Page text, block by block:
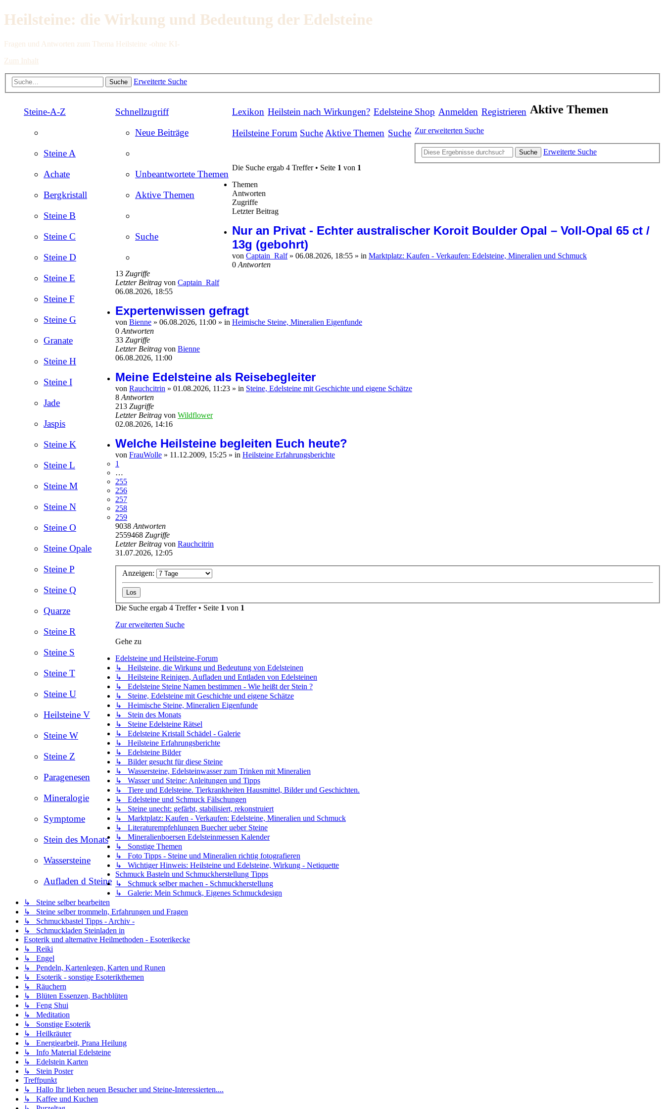
Heilsteine: die Wirkung und Bedeutung der Edelsteine
Fragen und Antworten zum Thema Heilsteine -ohne KI-
Zum Inhalt
Suche Erweiterte Suche
Steine-A-Z
Steine A
Achate
Bergkristall
Steine B
Steine C
Steine D
Steine E
Steine F
Steine G
Granate
Steine H
Steine I
Jade
Jaspis
Steine K
Steine L
Steine M
Steine N
Steine O
Steine Opale
Steine P
Steine Q
Quarze
Steine R
Steine S
Steine T
Steine U
Heilsteine V
Steine W
Steine Z
Paragenesen
Mineralogie
Symptome
Stein des Monats
Wassersteine
Aufladen d Steine
Schnellzugriff
Neue Beiträge
Unbeantwortete Themen
Aktive Themen
Suche
Lexikon Heilstein nach Wirkungen? Edelsteine Shop Anmelden Registrieren
Heilsteine Forum SucheAktive Themen Suche
Aktive Themen
Zur erweiterten Suche
Suche
Erweiterte Suche
Die Suche ergab 4 Treffer • Seite 1 von 1
Themen
Antworten
Zugriffe
Letzter Beitrag
Nur an Privat - Echter australischer Koroit Boulder Opal – Voll-Opal 65 ct /
13g (gebohrt)
von Captain_Ralf» 06.08.2026, 18:55 » in Marktplatz: Kaufen - Verkaufen: Edelsteine, Mineralien und Schmuck
0 Antworten
13 Zugriffe
Letzter Beitrag von Captain_Ralf
06.08.2026, 18:55
Expertenwissen gefragt
von Bienne » 06.08.2026, 11:00 » in Heimische Steine, Mineralien Eigenfunde
0 Antworten
33 Zugriffe
Letzter Beitrag von Bienne
06.08.2026, 11:00
Meine Edelsteine als Reisebegleiter
von Rauchcitrin » 01.08.2026, 11:23 » in Steine, Edelsteine mit Geschichte und eigene Schätze
8 Antworten
213 Zugriffe
Letzter Beitrag von Wildflower
02.08.2026, 14:16
Welche Heilsteine begleiten Euch heute?
von FrauWolle » 11.12.2009, 15:25 » in Heilsteine Erfahrungsberichte
1
…
255
256
257
258
259
9038 Antworten
2559468 Zugriffe
Letzter Beitrag von Rauchcitrin
31.07.2026, 12:05
Anzeigen:
Die Suche ergab 4 Treffer • Seite 1 von 1
Zur erweiterten Suche
Gehe zu
Edelsteine und Heilsteine-Forum
↳ Heilsteine, die Wirkung und Bedeutung von Edelsteinen
↳ Heilsteine Reinigen, Aufladen und Entladen von Edelsteinen
↳ Edelsteine Steine Namen bestimmen - Wie heißt der Stein ?
↳ Steine, Edelsteine mit Geschichte und eigene Schätze
↳ Heimische Steine, Mineralien Eigenfunde
↳ Stein des Monats
↳ Steine Edelsteine Rätsel
↳ Edelsteine Kristall Schädel - Galerie
↳ Heilsteine Erfahrungsberichte
↳ Edelsteine Bilder
↳ Bilder gesucht für diese Steine
↳ Wassersteine, Edelsteinwasser zum Trinken mit Mineralien
↳ Wasser und Steine: Anleitungen und Tipps
↳ Tiere und Edelsteine. Tierkrankheiten Hausmittel, Bilder und Geschichten.
↳ Edelsteine und Schmuck Fälschungen
↳ Steine unecht: gefärbt, stabilisiert, rekonstruiert
↳ Marktplatz: Kaufen - Verkaufen: Edelsteine, Mineralien und Schmuck
↳ Literaturempfehlungen Buecher ueber Steine
↳ Mineralienboersen Edelsteinmessen Kalender
↳ Sonstige Themen
↳ Foto Tipps - Steine und Mineralien richtig fotografieren
↳ Wichtiger Hinweis: Heilsteine und Edelsteine, Wirkung - Netiquette
Schmuck Basteln und Schmuckherstellung Tipps
↳ Schmuck selber machen - Schmuckherstellung
↳ Galerie: Mein Schmuck, Eigenes Schmuckdesign
↳ Steine selber bearbeiten
↳ Steine selber trommeln, Erfahrungen und Fragen
↳ Schmuckbastel Tipps - Archiv -
↳ Schmuckladen Steinladen in
Esoterik und alternative Heilmethoden - Esoterikecke
↳ Reiki
↳ Engel
↳ Pendeln, Kartenlegen, Karten und Runen
↳ Esoterik - sonstige Esoterikthemen
↳ Räuchern
↳ Blüten Essenzen, Bachblüten
↳ Feng Shui
↳ Meditation
↳ Sonstige Esoterik
↳ Heilkräuter
↳ Energiearbeit, Prana Heilung
↳ Info Material Edelsteine
↳ Edelstein Karten
↳ Stein Poster
Treffpunkt
↳ Hallo Ihr lieben neuen Besucher und Steine-Interessierten....
↳ Kaffee und Kuchen